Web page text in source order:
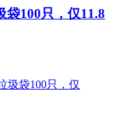
袋100只，仅11.8